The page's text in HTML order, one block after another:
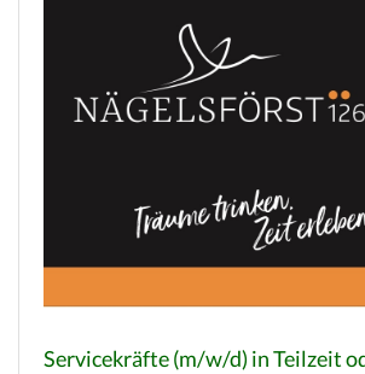
Servicekräfte (m/w/d) in Teilzeit